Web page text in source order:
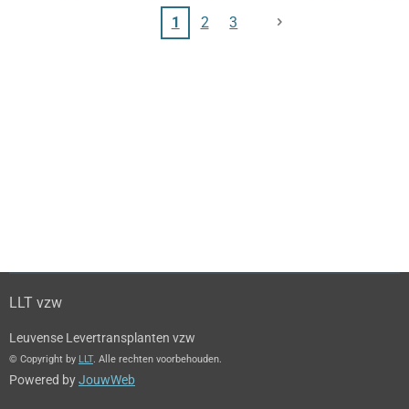
1 2 3
LLT vzw
Leuvense Levertransplanten vzw
© Copyright by LLT. Alle rechten voorbehouden.
Powered byJouwWeb